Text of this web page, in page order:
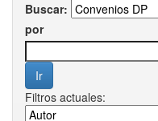
Buscar:
por
Filtros actuales: